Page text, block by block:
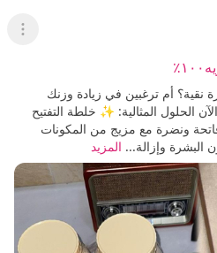
عرض
أم ترغبين في زيادة وزنك
المثالية: ✨ خلطة التفتيح
ونضرة مع مزيج من المكونات
البشرة وإزالة... المزيد